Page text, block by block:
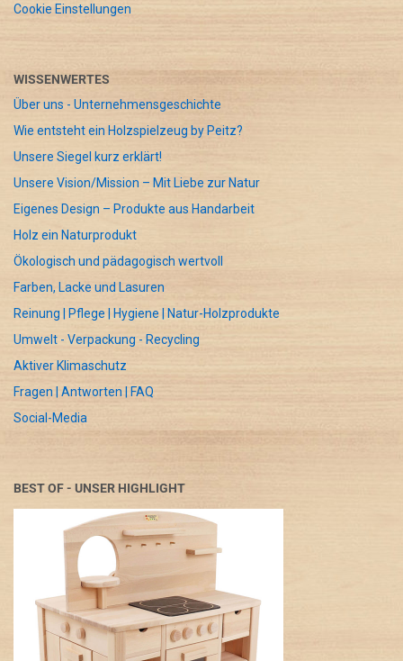
Cookie Einstellungen
WISSENWERTES
Über uns - Unternehmensgeschichte
Wie entsteht ein Holzspielzeug by Peitz?
Unsere Siegel kurz erklärt!
Unsere Vision/Mission – Mit Liebe zur Natur
Eigenes Design – Produkte aus Handarbeit
Holz ein Naturprodukt
Ökologisch und pädagogisch wertvoll
Farben, Lacke und Lasuren
Reinung | Pflege | Hygiene | Natur-Holzprodukte
Umwelt - Verpackung - Recycling
Aktiver Klimaschutz
Fragen | Antworten | FAQ
Social-Media
BEST OF - UNSER HIGHLIGHT